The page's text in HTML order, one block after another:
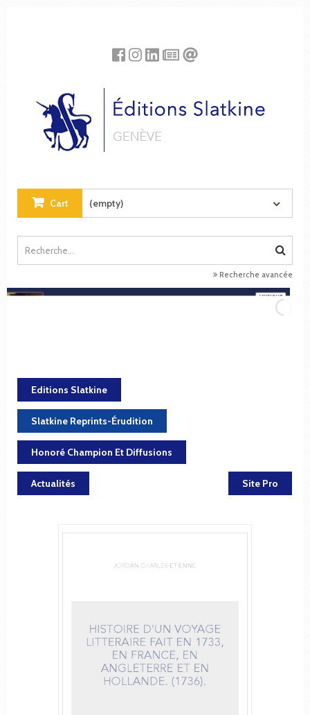
Cart (empty)
Recherche avancée
Editions Slatkine
Slatkine Reprints-Érudition
Honoré Champion Et Diffusions
Actualités Site Pro